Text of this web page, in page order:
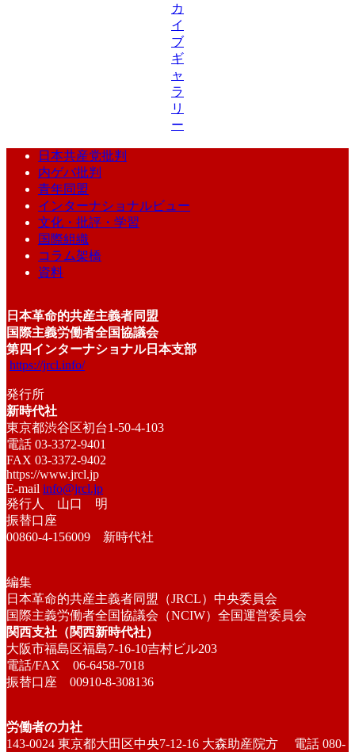
カ
イ
ブ
ギ
ャ
ラ
リ
ー
日本共産党批判
内ゲバ批判
青年同盟
インターナショナルビュー
文化・批評・学習
国際組織
コラム架橋
資料
日本革命的共産主義者同盟
国際主義労働者全国協議会
第四インターナショナル日本支部
https://jrcl.info/
発行所
新時代社
東京都渋谷区初台1-50-4-103
電話 03-3372-9401
FAX 03-3372-9402
https://www.jrcl.jp
E-mail info@jrcl.jp
発行人 山口 明
振替口座
00860-4-156009 新時代社
編集
日本革命的共産主義者同盟（JRCL）中央委員会
国際主義労働者全国協議会（NCIW）全国運営委員会
関西支社（関西新時代社）
大阪市福島区福島7-16-10吉村ビル203
電話/FAX 06-6458-7018
振替口座 00910-8-308136
労働者の力社
143-0024 東京都大田区中央7-12-16 大森助産院方 電話 080-